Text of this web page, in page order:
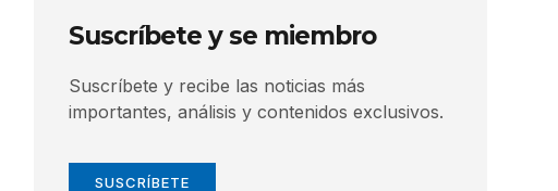
Suscríbete y se miembro
Suscríbete y recibe las noticias más
importantes, análisis y contenidos exclusivos.
SUSCRÍBETE